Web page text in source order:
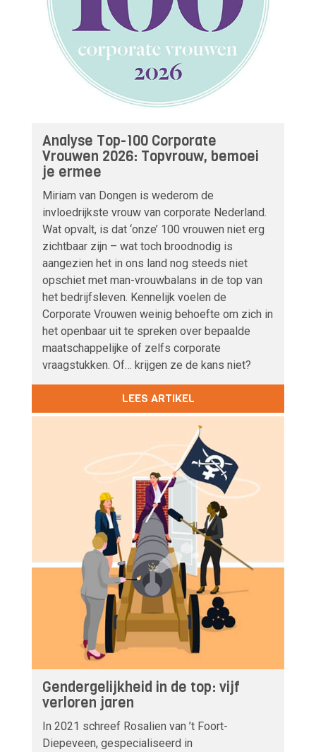
Analyse Top-100 Corporate
Vrouwen 2026: Topvrouw, bemoei
je ermee
Miriam van Dongen is wederom de
invloedrijkste vrouw van corporate Nederland.
Wat opvalt, is dat ‘onze’ 100 vrouwen niet erg
zichtbaar zijn – wat toch broodnodig is
aangezien het in ons land nog steeds niet
opschiet met man-vrouwbalans in de top van
het bedrijfsleven. Kennelijk voelen de
Corporate Vrouwen weinig behoefte om zich in
het openbaar uit te spreken over bepaalde
maatschappelijke of zelfs corporate
vraagstukken. Of… krijgen ze de kans niet?
LEES ARTIKEL
Gendergelijkheid in de top: vijf
verloren jaren
In 2021 schreef Rosalien van ’t Foort-
Diepeveen, gespecialiseerd in